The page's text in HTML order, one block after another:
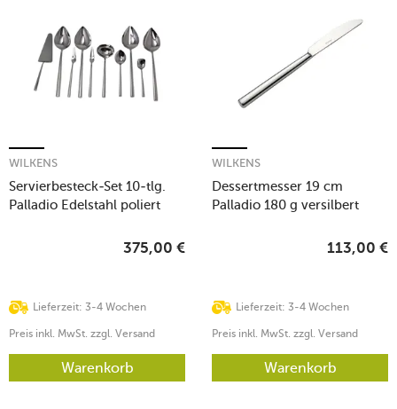
Servierbesteck-Set 10-tlg.
Palladio Edelstahl poliert
WILKENS
Lieferzeit: 3-4 Wochen
375,00 €
Preis inkl. MwSt. zzgl. Versand
Warenkorb
Dessertmesser 19 cm
Palladio 180 g versilbert
WILKENS
Lieferzeit: 3-4 Wochen
113,00 €
Preis inkl. MwSt. zzgl. Versand
Warenkorb